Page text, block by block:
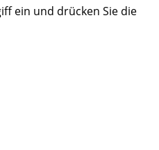
ein und drücken Sie die